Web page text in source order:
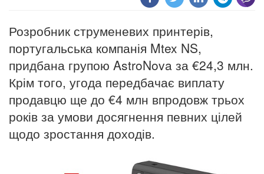
Розробник струменевих принтерів,
португальська компанія Mtex NS,
придбана групою AstroNova за €24,3 млн.
Крім того, угода передбачає виплату
продавцю ще до €4 млн впродовж трьох
років за умови досягнення певних цілей
щодо зростання доходів.